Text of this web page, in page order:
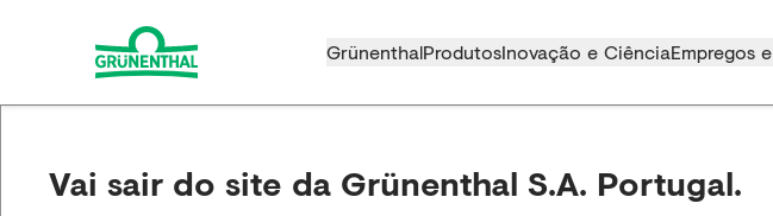
GrünenthalProdutosInovação e CiênciaEmpregos
Vai sair do site da Grünenthal S.A. Portugal.